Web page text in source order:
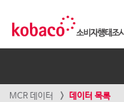
MCR 데이터 데이터 목록